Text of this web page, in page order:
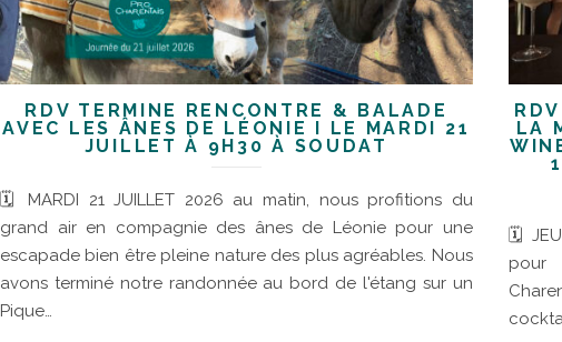
RDV TERMINÉ RENCONTRE & BALADE
AVEC LES ÂNES DE LÉONIE I LE MARDI 21
JUILLET À 9H30 À SOUDAT
🗓 MARDI 21 JUILLET 2026 au matin, nous profitions du
grand air en compagnie des ânes de Léonie pour une
escapade bien être pleine nature des plus agréables. Nous
avons terminé notre randonnée au bord de l'étang sur un
Pique…
LA
🗓
pour